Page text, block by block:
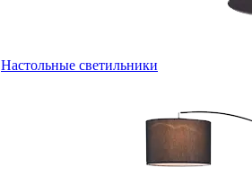
Настольные светильники